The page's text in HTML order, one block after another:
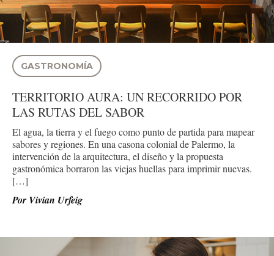
GASTRONOMÍA
TERRITORIO AURA: UN RECORRIDO POR
LAS RUTAS DEL SABOR
El agua, la tierra y el fuego como punto de partida para mapear
sabores y regiones. En una casona colonial de Palermo, la
intervención de la arquitectura, el diseño y la propuesta
gastronómica borraron las viejas huellas para imprimir nuevas.
[…]
Por Vivian Urfeig